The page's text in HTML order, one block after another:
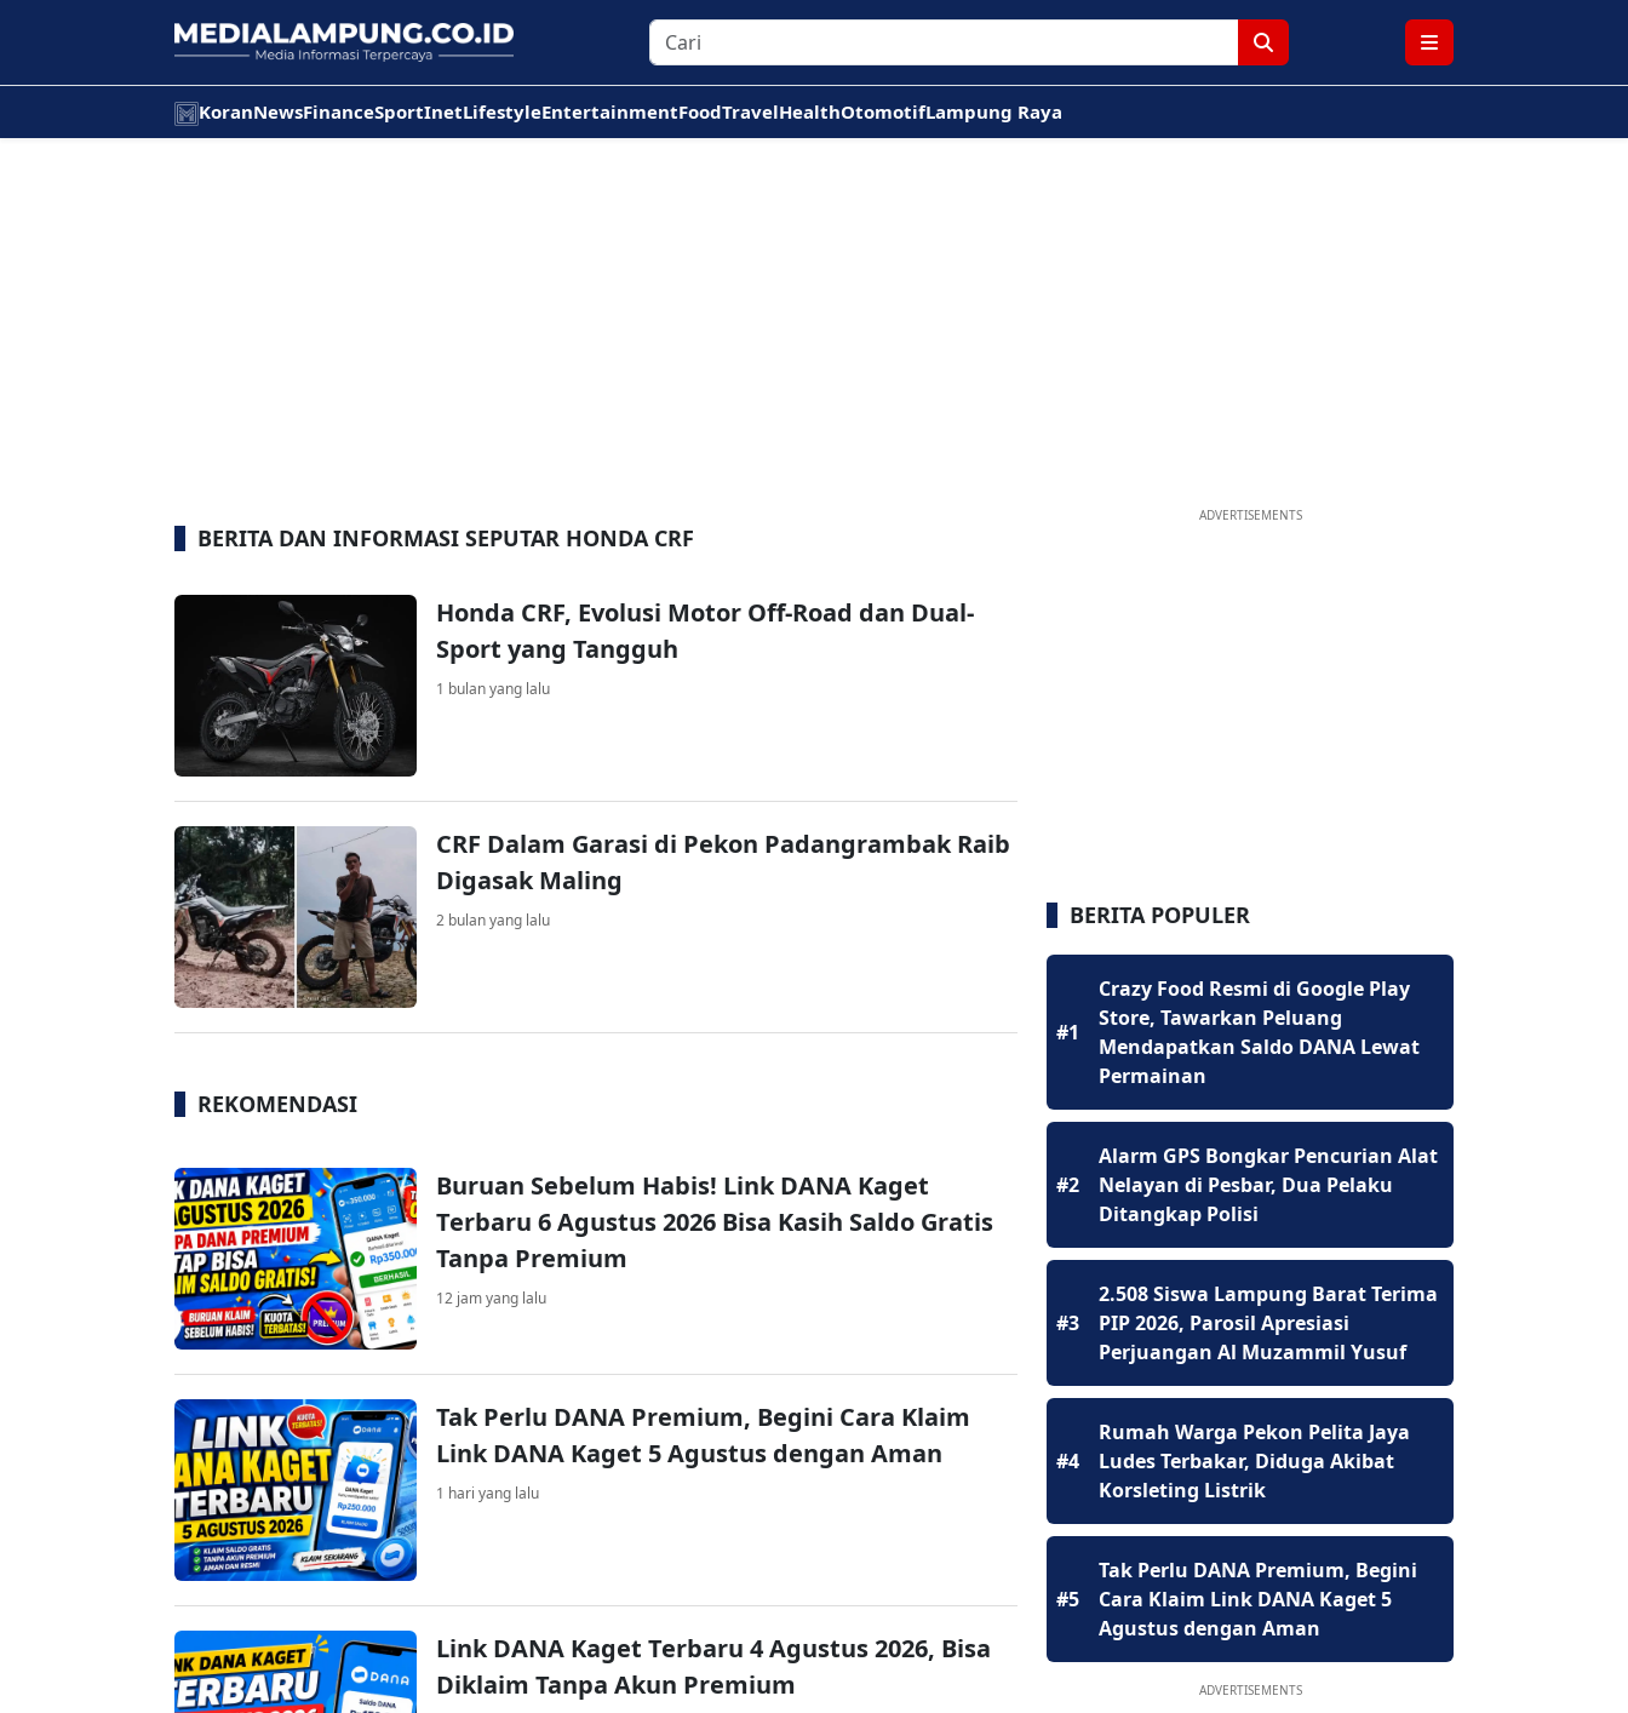
KoranNewsFinanceSportInetLifestyleEntertainmentFoodTravelHealthOtomotifLampung Raya
BERITA DAN INFORMASI SEPUTAR HONDA CRF
Honda CRF, Evolusi Motor Off-Road dan Dual-
Sport yang Tangguh
1 bulan yang lalu
CRF Dalam Garasi di Pekon Padangrambak Raib
Digasak Maling
2 bulan yang lalu
REKOMENDASI
Buruan Sebelum Habis! Link DANA Kaget
Terbaru 6 Agustus 2026 Bisa Kasih Saldo Gratis
Tanpa Premium
12 jam yang lalu
Tak Perlu DANA Premium, Begini Cara Klaim
Link DANA Kaget 5 Agustus dengan Aman
1 hari yang lalu
Link DANA Kaget Terbaru 4 Agustus 2026, Bisa
Diklaim Tanpa Akun Premium
ADVERTISEMENTS
BERITA POPULER
#1
Crazy Food Resmi di Google Play
Store, Tawarkan Peluang
Mendapatkan Saldo DANA Lewat
Permainan
#2
Alarm GPS Bongkar Pencurian Alat
Nelayan di Pesbar, Dua Pelaku
Ditangkap Polisi
#3
2.508 Siswa Lampung Barat Terima
PIP 2026, Parosil Apresiasi
Perjuangan Al Muzammil Yusuf
#4
Rumah Warga Pekon Pelita Jaya
Ludes Terbakar, Diduga Akibat
Korsleting Listrik
#5
Tak Perlu DANA Premium, Begini
Cara Klaim Link DANA Kaget 5
Agustus dengan Aman
ADVERTISEMENTS